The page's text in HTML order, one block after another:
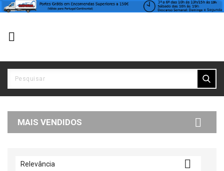

MAIS VENDIDOS 
Relevância 